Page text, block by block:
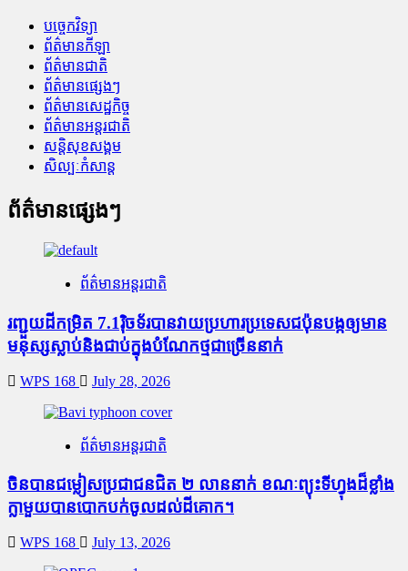
បច្ចេកវិទ្យា
ព័ត៌មានកីឡា
ព័ត៌មានជាតិ
ព័ត៌មានផ្សេងៗ
ព័ត៌មានសេដ្ឋកិច្ច
ព័ត៌មានអន្តរជាតិ
សន្តិសុខសង្គម
សិល្បៈកំសាន្ត
ព័ត៌មានផ្សេងៗ
ព័ត៌មានអន្តរជាតិ
រញ្ជួយដីកម្រិត​ 7.1រ៉ិចទ័របានវាយប្រហារប្រទេសជប៉ុនបង្កឲ្យមាន
មនុស្សស្លាប់​និង​ជាប់ក្នុងបំណែកថ្មជាច្រើននាក់
WPS 168 July 28, 2026
ព័ត៌មានអន្តរជាតិ
ចិនបានជម្លៀសប្រជាជនជិត ២ លាននាក់ ខណៈព្យុះទីហ្វុងដ៏ខ្លាំង
ក្លាមួយបានបោកបក់ចូលដល់ដីគោក។
WPS 168 July 13, 2026